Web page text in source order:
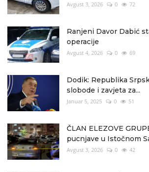
Avgust 3, 2026 0 72
Ranjeni Davor Dabić
operacije
Avgust 4, 2026 0 69
Dodik: Republika
slobode i zavjeta za...
Januar 5, 2025 0 51
ČLAN ELEZOVE
pucnjave u Istočnom
Avgust 3, 2026 0 42